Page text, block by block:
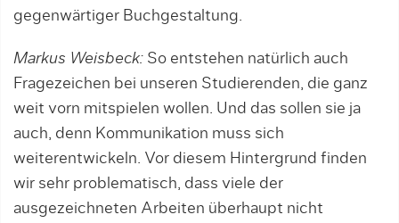
gegenwärtiger Buchgestaltung.
Markus Weisbeck: So entstehen natürlich auch
Fragezeichen bei unseren Studierenden, die ganz
weit vorn mitspielen wollen. Und das sollen sie ja
auch, denn Kommunikation muss sich
weiterentwickeln. Vor diesem Hintergrund finden
wir sehr problematisch, dass viele der
ausgezeichneten Arbeiten überhaupt nicht